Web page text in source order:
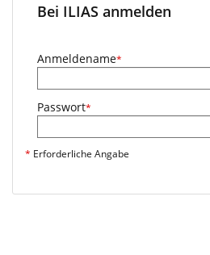
Bei ILIAS anmelden
Anmeldename*
Passwort*
* Erforderliche Angabe